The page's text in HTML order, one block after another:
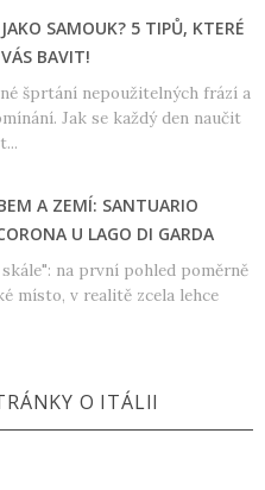
SAMOUK? 5 TIPŮ, KTERÉ
BAVIT!
šprtání nepoužitelných frází a
Jak se každý den naučit
A ZEMÍ: SANTUARIO
U LAGO DI GARDA
na první pohled poměrně
místo, v realitě zcela lehce
O ITÁLII